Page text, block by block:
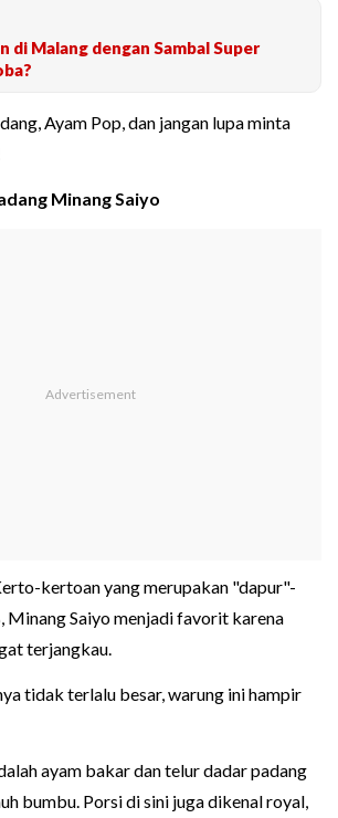
di Malang dengan Sambal Super
Ayam Pop, dan jangan lupa minta
Minang Saiyo
kertoan yang merupakan "dapur"-
Minang Saiyo menjadi favorit karena
terjangkau.
tidak terlalu besar, warung ini hampir
ayam bakar dan telur dadar padang
bumbu. Porsi di sini juga dikenal royal,